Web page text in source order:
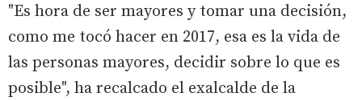
"Es hora de ser mayores y tomar una decisión,
como me tocó hacer en 2017, esa es la vida de
las personas mayores, decidir sobre lo que es
posible", ha recalcado el exalcalde de la